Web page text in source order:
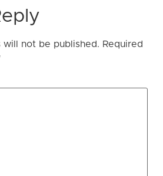
will not be published. Required